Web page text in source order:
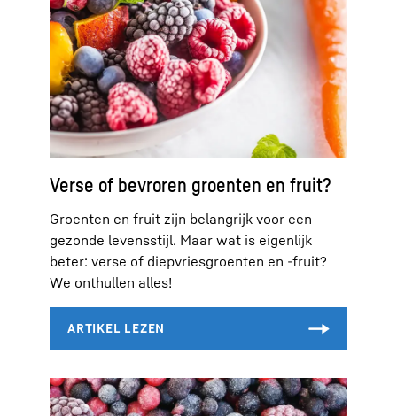
Verse of bevroren groenten en fruit?
Groenten en fruit zijn belangrijk voor een
gezonde levensstijl. Maar wat is eigenlijk
beter: verse of diepvriesgroenten en -fruit?
We onthullen alles!